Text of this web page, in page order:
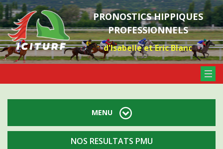
PRONOSTICS HIPPIQUES
PROFESSIONNELS
d'Isabelle et Eric Blanc
NOS RESULTATS PMU
MENU